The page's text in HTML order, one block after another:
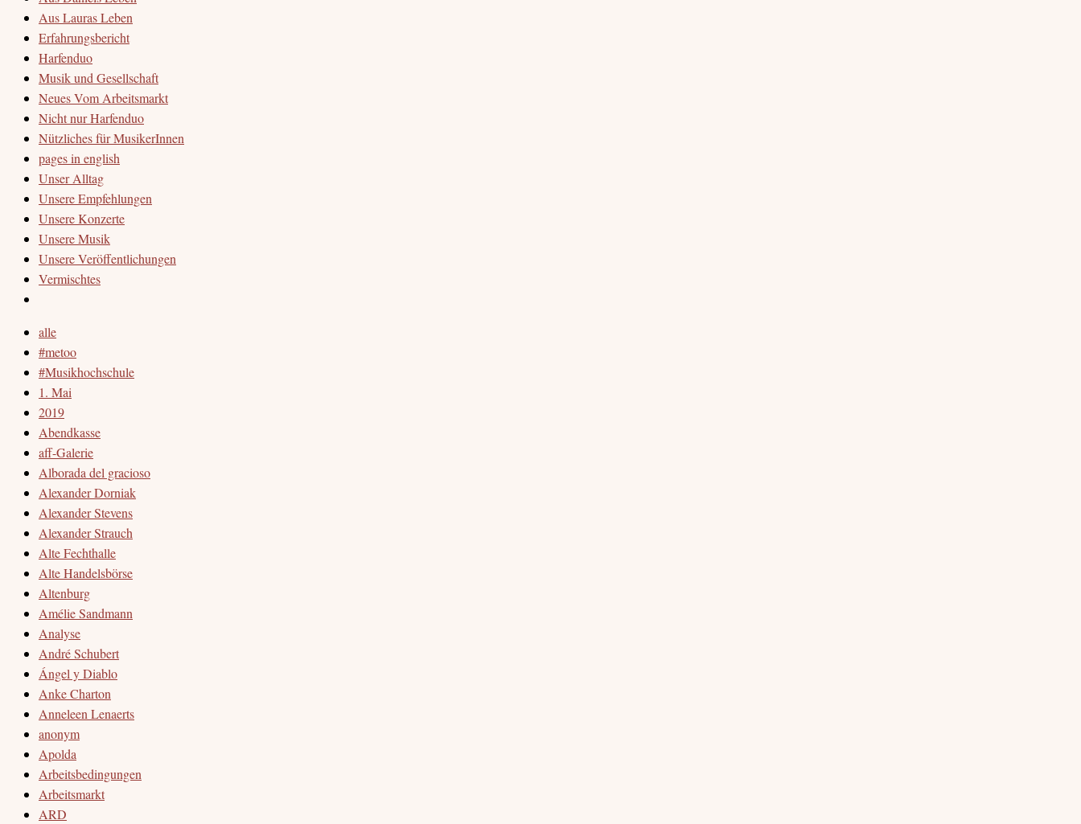
Aus Lauras Leben
Erfahrungsbericht
Harfenduo
Musik und Gesellschaft
Neues Vom Arbeitsmarkt
Nicht nur Harfenduo
Nützliches für MusikerInnen
pages in english
Unser Alltag
Unsere Empfehlungen
Unsere Konzerte
Unsere Musik
Unsere Veröffentlichungen
Vermischtes
alle
#metoo
#Musikhochschule
1. Mai
2019
Abendkasse
aff-Galerie
Alborada del gracioso
Alexander Dorniak
Alexander Stevens
Alexander Strauch
Alte Fechthalle
Alte Handelsbörse
Altenburg
Amélie Sandmann
Analyse
André Schubert
Ángel y Diablo
Anke Charton
Anneleen Lenaerts
anonym
Apolda
Arbeitsbedingungen
Arbeitsmarkt
ARD